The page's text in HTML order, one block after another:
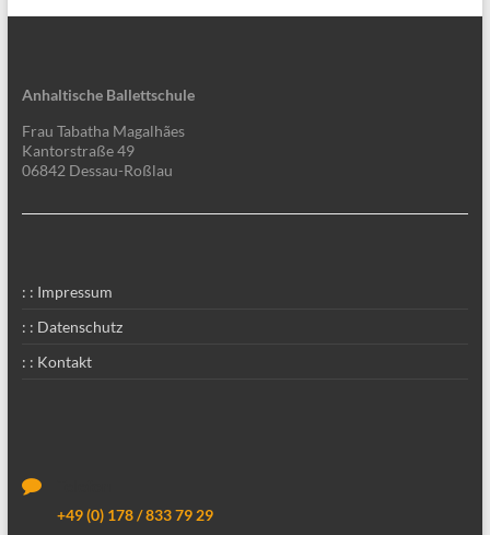
Anhaltische Ballettschule
Frau Tabatha Magalhães
Kantorstraße 49
06842 Dessau-Roßlau
: : Impressum
: : Datenschutz
: : Kontakt
+49 (0) 178 / 833 79 29